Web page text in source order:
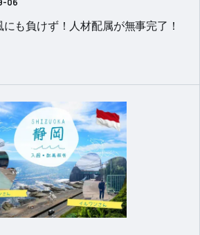
にも負けず！人材配属が無事完了！